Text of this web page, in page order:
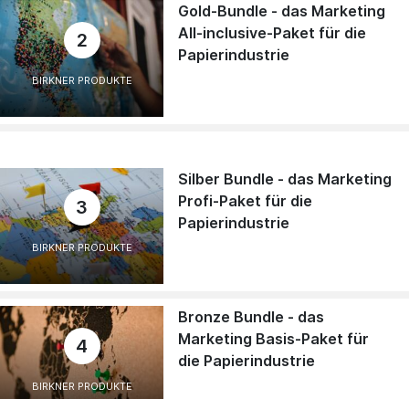
2
BIRKNER PRODUKTE
Gold-Bundle - das Marketing
All-inclusive-Paket für die
Papierindustrie
3
BIRKNER PRODUKTE
Silber Bundle - das Marketing
Profi-Paket für die
Papierindustrie
4
BIRKNER PRODUKTE
Bronze Bundle - das
Marketing Basis-Paket für
die Papierindustrie